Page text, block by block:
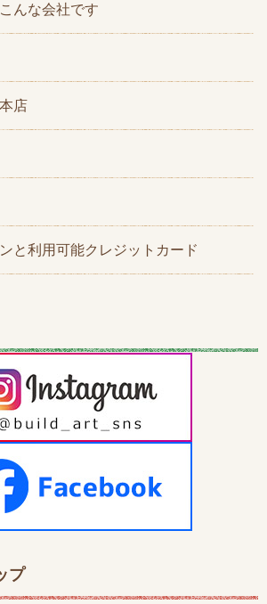
んな会社です
店
と利用可能クレジットカード
プ